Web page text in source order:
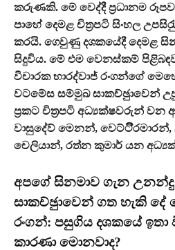
කරුණකි. මේ වෙද්දී ප‍්‍රධානම
පාහේ දෙමළ චිත‍්‍රපටි සිංහල
කරයි. ගෙවුණු දශකයේදී දෙමළ
සිදුවිය. මේ එම වෙනස්කම්
විචාරක භාරද්වාජ් රංගන්ගේ
වටමේස සම්මුඛ සාකච්ඡුාවෙන්
ප‍්‍රකට චිත‍්‍රපටි අධ්‍යක්ෂවරුන් වන
වාසුදේව් මෙනන්,
චෙලියාන්, රත්න කුමාර් යන
අපගේ සිනමාව ගැන
සාකච්ඡුාවෙන් ගත හැකි
රංගන්: පසුගිය දශකයේ
කාරණා මොනවාද?